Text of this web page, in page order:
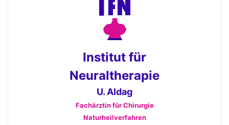
Institut für
Neuraltherapie
U. Aldag
Fachärztin für Chirurgie
Naturheilverfahren